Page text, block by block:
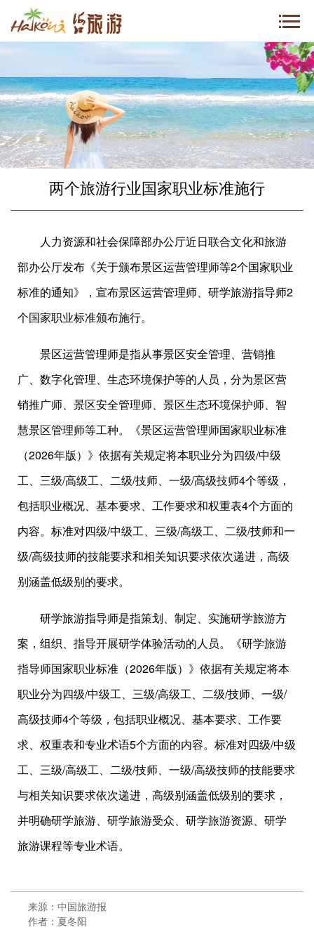
两个旅游行业国家职业标准施行
人力资源和社会保障部办公厅近日联合文化和旅游
部办公厅发布《关于颁布景区运营管理师等2个国家职业
标准的通知》，宣布景区运营管理师、研学旅游指导师2
个国家职业标准颁布施行。
景区运营管理师是指从事景区安全管理、营销推
广、数字化管理、生态环境保护等的人员，分为景区营
销推广师、景区安全管理师、景区生态环境保护师、智
慧景区管理师等工种。《景区运营管理师国家职业标准
（2026年版）》依据有关规定将本职业分为四级/中级
工、三级/高级工、二级/技师、一级/高级技师4个等级，
包括职业概况、基本要求、工作要求和权重表4个方面的
内容。标准对四级/中级工、三级/高级工、二级/技师和一
级/高级技师的技能要求和相关知识要求依次递进，高级
别涵盖低级别的要求。
研学旅游指导师是指策划、制定、实施研学旅游方
案，组织、指导开展研学体验活动的人员。《研学旅游
指导师国家职业标准（2026年版）》依据有关规定将本
职业分为四级/中级工、三级/高级工、二级/技师、一级/
高级技师4个等级，包括职业概况、基本要求、工作要
求、权重表和专业术语5个方面的内容。标准对四级/中级
工、三级/高级工、二级/技师、一级/高级技师的技能要求
与相关知识要求依次递进，高级别涵盖低级别的要求，
并明确研学旅游、研学旅游受众、研学旅游资源、研学
旅游课程等专业术语。
来源：中国旅游报
作者：夏冬阳